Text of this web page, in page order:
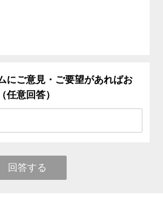
にご意見・ご要望があればお
任意回答）
回答する